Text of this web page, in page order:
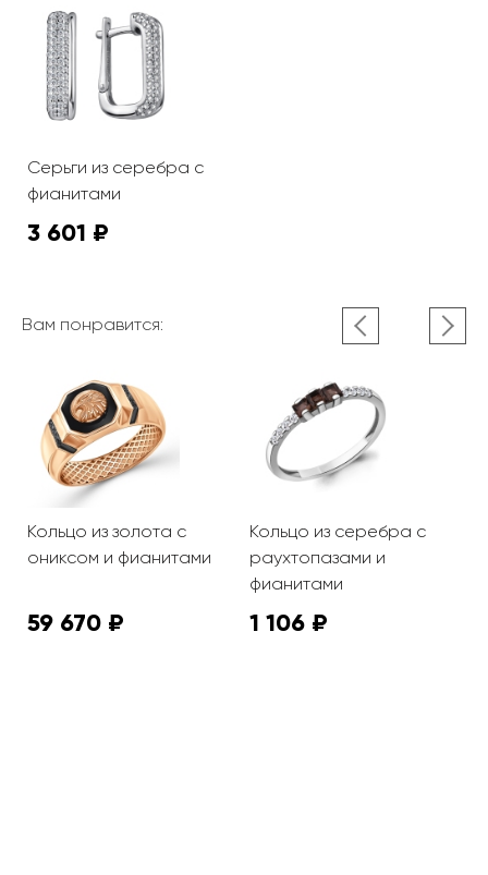
Серьги из серебра с
фианитами
3 601 ₽
Вам понравится:
Кольцо из золота с
ониксом и фианитами
59 670 ₽
Кольцо из серебра с
раухтопазами и
фианитами
1 106 ₽